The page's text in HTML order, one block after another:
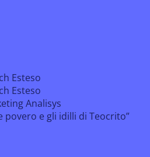
Esteso
Esteso
Analisys
povero e gli idilli di Teocrito”